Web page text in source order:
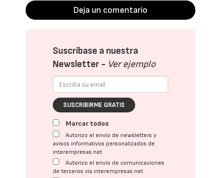
Deja un comentario
Suscríbase a nuestra
Newsletter - Ver ejemplo
SUSCRIBIRME GRATIS
Marcar todos
Autorizo el envío de newsletters y
avisos informativos personalizados de
interempresas.net
Autorizo el envío de comunicaciones
de terceros vía interempresas.net